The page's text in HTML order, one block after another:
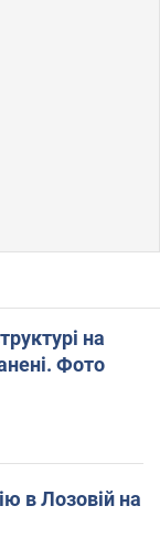
на
Фото
в Лозовій на